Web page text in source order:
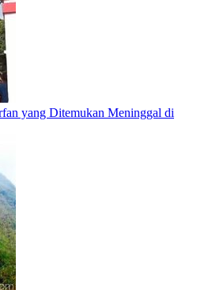
yang Ditemukan Meninggal di